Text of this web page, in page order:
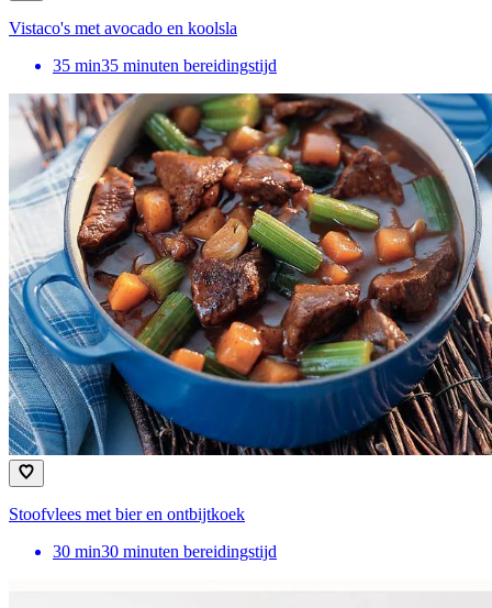
Vistaco's met avocado en koolsla
35 min35 minuten bereidingstijd
Stoofvlees met bier en ontbijtkoek
30 min30 minuten bereidingstijd